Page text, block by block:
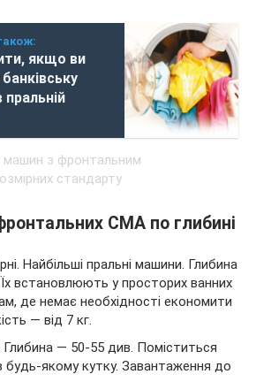
якщо ви
пральній
СМА по глибині
Найбільші пральні машини. Глибина
встановлюють у просторих ванних
де немає необхідності економити
— від 7 кг.
Глибина — 50-55 див. Поміститься
будь-якому кутку. Завантаження до